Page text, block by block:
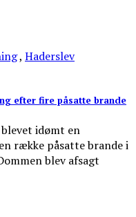
, Haderslev
efter fire påsatte brande
idømt en
række påsatte brande i
blev afsagt